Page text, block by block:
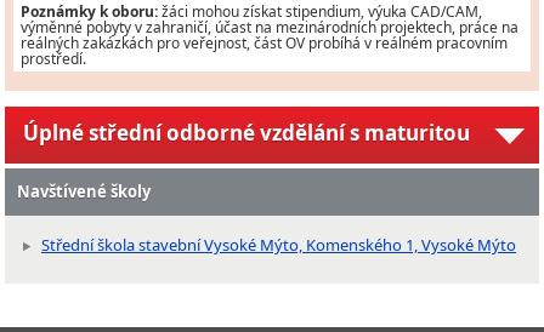
Poznámky k oboru:žáci mohou získat stipendium, výuka CAD/CAM,
výměnné pobyty v zahraničí, účast na mezinárodních projektech, práce na
reálných zakázkách pro veřejnost, část OV probíhá v reálném pracovním
prostředí.
Úplné střední odborné vzdělání s maturitou
Navštívené školy
Střední škola stavební Vysoké Mýto, Komenského 1, Vysoké Mýto